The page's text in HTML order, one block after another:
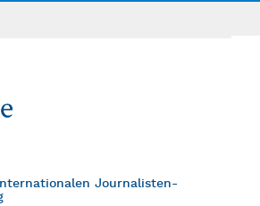
Journalisten-